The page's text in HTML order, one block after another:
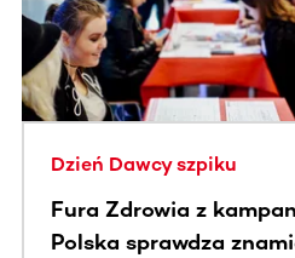
Dzień Dawcy szpiku
Fura Zdrowia z
Polska sprawdza